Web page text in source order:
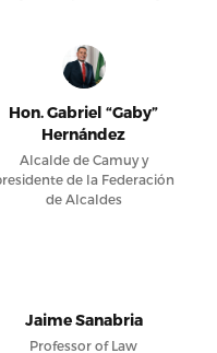
Hon. Gabriel “Gaby”
Hernández
Alcalde de Camuy y
de la Federación
de Alcaldes
Jaime Sanabria
Professor of Law